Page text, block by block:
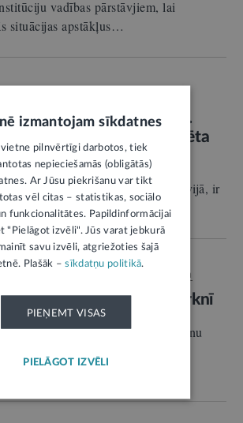
vadības pārstāvjiem, lai
situācijas apstākļus…
ir iespējama tikai 25.
balsošana nav paredzēta
vēlētāji, kuri izvēlējušies balsot
adrese 11. maijā bija Latvijā, ir
un migrācijas…
Centrālā vēlēšanu komisija
citā vēlēšanu iecirknī
Eiropas Parlamenta vēlēšanu
datu apmaiņas sistēmā, līdz ar to
šobrīd nav…
izmantojam sīkdatnes
vietne pilnvērtīgi darbotos, tiek
nepieciešamās (obligātās)
Ar Jūsu piekrišanu var tikt
vēl citas – statistikas, sociālo
funkcionalitātes. Papildinformācijai
"Pielāgot izvēli". Jūs varat jebkurā
savu izvēli, atgriežoties šajā
Plašāk –sīkdatņu politikā.
PIEŅEMT VISAS
PIELĀGOT IZVĒLI